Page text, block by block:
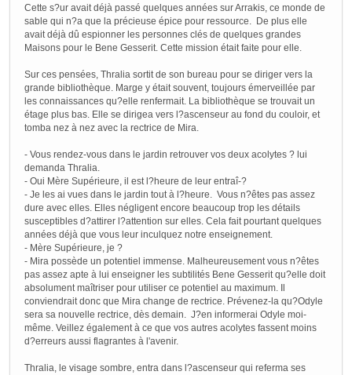
Cette s?ur avait déjà passé quelques années sur Arrakis, ce monde de
sable qui n?a que la précieuse épice pour ressource. De plus elle
avait déjà dû espionner les personnes clés de quelques grandes
Maisons pour le Bene Gesserit. Cette mission était faite pour elle.
Sur ces pensées, Thralia sortit de son bureau pour se diriger vers la
grande bibliothèque. Marge y était souvent, toujours émerveillée par
les connaissances qu?elle renfermait. La bibliothèque se trouvait un
étage plus bas. Elle se dirigea vers l?ascenseur au fond du couloir, et
tomba nez à nez avec la rectrice de Mira.
- Vous rendez-vous dans le jardin retrouver vos deux acolytes ? lui
demanda Thralia.
- Oui Mère Supérieure, il est l?heure de leur entraî-?
- Je les ai vues dans le jardin tout à l?heure. Vous n?êtes pas assez
dure avec elles. Elles négligent encore beaucoup trop les détails
susceptibles d?attirer l?attention sur elles. Cela fait pourtant quelques
années déjà que vous leur inculquez notre enseignement.
- Mère Supérieure, je ?
- Mira possède un potentiel immense. Malheureusement vous n?êtes
pas assez apte à lui enseigner les subtilités Bene Gesserit qu?elle doit
absolument maîtriser pour utiliser ce potentiel au maximum. Il
conviendrait donc que Mira change de rectrice. Prévenez-la qu?Odyle
sera sa nouvelle rectrice, dès demain. J?en informerai Odyle moi-
même. Veillez également à ce que vos autres acolytes fassent moins
d?erreurs aussi flagrantes à l'avenir.
Thralia, le visage sombre, entra dans l?ascenseur qui referma ses